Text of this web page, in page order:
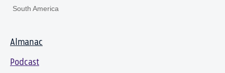
South America
Almanac
Podcast